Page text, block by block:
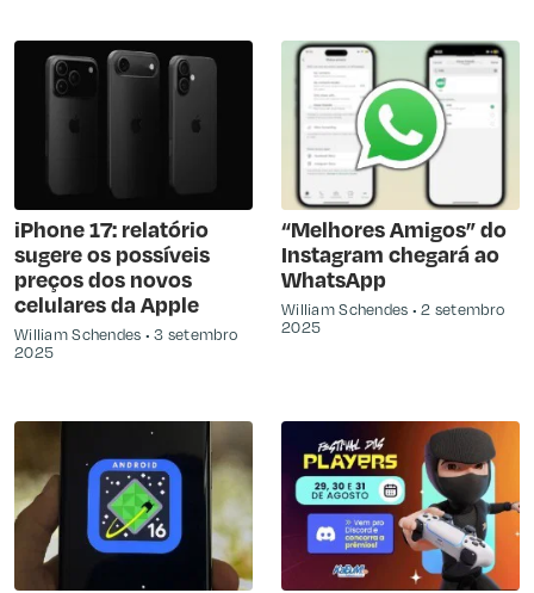
iPhone 17: relatório
sugere os possíveis
preços dos novos
celulares da Apple
William Schendes
3 setembro
2025
“Melhores Amigos” do
Instagram chegará ao
WhatsApp
William Schendes
2 setembro
2025